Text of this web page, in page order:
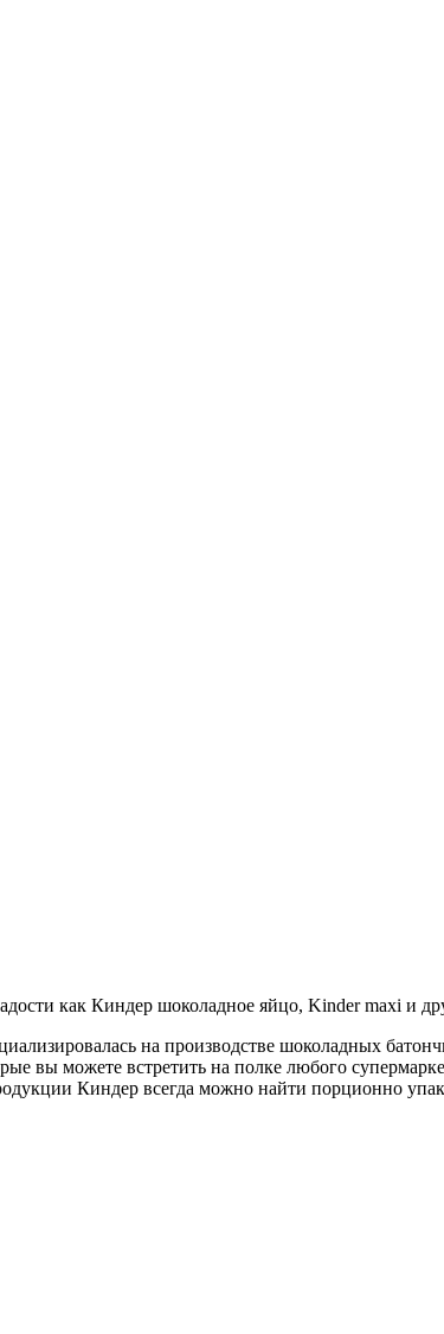
как Киндер шоколадное яйцо, Kinder maxi и
на производстве шоколадных
вы можете встретить на полке любого
Киндер всегда можно найти порционно